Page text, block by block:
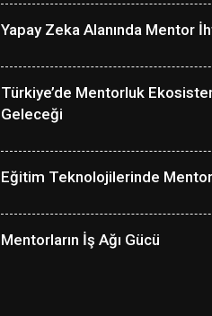
Yapay Zeka Alanında Mentor
Türkiye’de Mentorluk
Geleceği
Eğitim Teknolojilerinde
Mentorların İş Ağı Gücü